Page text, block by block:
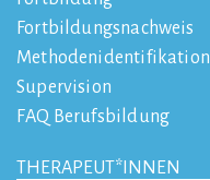
Fortbildungsnachweis
Methodenidentifikation
Supervision
FAQ Berufsbildung
THERAPEUT*INNEN